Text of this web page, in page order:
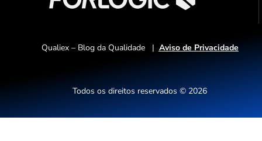
y
Qualiex – Blog da Qualidade | Aviso de Privacidade
Todos os direitos reservados © 2026